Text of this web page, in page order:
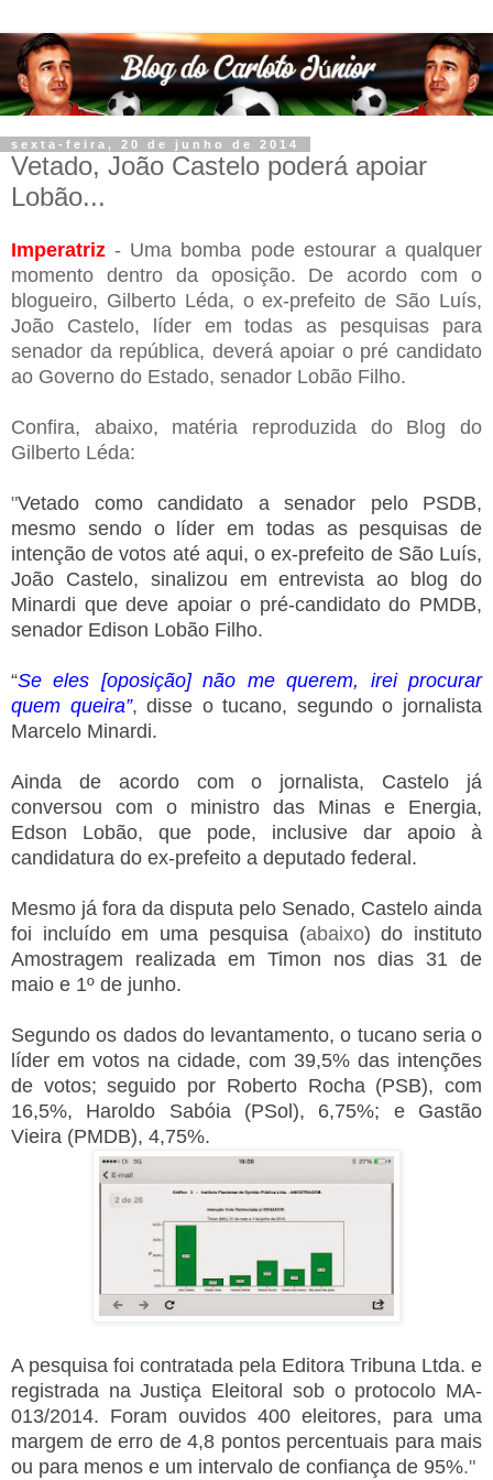
sexta-feira, 20 de junho de 2014
Vetado, João Castelo poderá apoiar
Lobão...
Imperatriz - Uma bomba pode estourar a qualquer
momento dentro da oposição. De acordo com o
blogueiro, Gilberto Léda, o ex-prefeito de São Luís,
João Castelo, líder em todas as pesquisas para
senador da república, deverá apoiar o pré candidato
ao Governo do Estado, senador Lobão Filho.
Confira, abaixo, matéria reproduzida do Blog do
Gilberto Léda:
"Vetado como candidato a senador pelo PSDB,
mesmo sendo o líder em todas as pesquisas de
intenção de votos até aqui, o ex-prefeito de São Luís,
João Castelo, sinalizou em entrevista ao blog do
Minardi que deve apoiar o pré-candidato do PMDB,
senador Edison Lobão Filho.
“Se eles [oposição] não me querem, irei procurar
quem queira”, disse o tucano, segundo o jornalista
Marcelo Minardi.
Ainda de acordo com o jornalista, Castelo já
conversou com o ministro das Minas e Energia,
Edson Lobão, que pode, inclusive dar apoio à
candidatura do ex-prefeito a deputado federal.
Mesmo já fora da disputa pelo Senado, Castelo ainda
foi incluído em uma pesquisa (abaixo) do instituto
Amostragem realizada em Timon nos dias 31 de
maio e 1º de junho.
Segundo os dados do levantamento, o tucano seria o
líder em votos na cidade, com 39,5% das intenções
de votos; seguido por Roberto Rocha (PSB), com
16,5%, Haroldo Sabóia (PSol), 6,75%; e Gastão
Vieira (PMDB), 4,75%.
A pesquisa foi contratada pela Editora Tribuna Ltda. e
registrada na Justiça Eleitoral sob o protocolo MA-
013/2014. Foram ouvidos 400 eleitores, para uma
margem de erro de 4,8 pontos percentuais para mais
ou para menos e um intervalo de confiança de 95%."